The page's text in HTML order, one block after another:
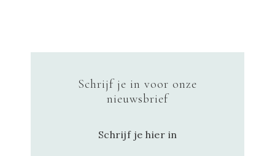
Schrijf je in voor onze
nieuwsbrief
Schrijf je hier in